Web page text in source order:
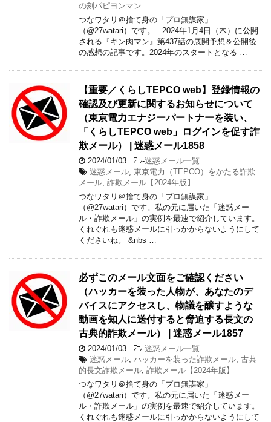
の刻パピヨンマン
つなワタリ＠捨て身の「プロ無謀家」
（@27watari）です。 2024年1月4日（木）に公開
される『キン肉マン』第437話の展開予想＆公開後
の感想の記事です。2024年のスタートとなる …
【重要／くらしTEPCO web】登録情報の
確認及び更新に関するお知らせについて
（東京電力エナジーパートナーを装い、
「くらしTEPCO web」ログインを促す詐
欺メール） | 迷惑メール1858
2024/01/03 -迷惑メール一覧
迷惑メール 東京電力（TEPCO）をかたる詐欺
メール 詐欺メール【2024年版】
つなワタリ＠捨て身の「プロ無謀家」
（@27watari）です。私の元に届いた「迷惑メー
ル・詐欺メール」の実例を最速で紹介しています。
くれぐれも迷惑メールに引っかからないようにして
くださいね。 &nbs …
必ずこのメール文面をご確認ください
（ハッカーを装った人物が、あなたのデ
バイスにアクセスし、物議を醸すような
動画を知人に送付すると脅迫する長文の
古典的詐欺メール） | 迷惑メール1857
2024/01/03 -迷惑メール一覧
迷惑メール ハッカーを装った詐欺メール 古典
的長文詐欺メール 詐欺メール【2024年版】
つなワタリ＠捨て身の「プロ無謀家」
（@27watari）です。私の元に届いた「迷惑メー
ル・詐欺メール」の実例を最速で紹介しています。
くれぐれも迷惑メールに引っかからないようにして